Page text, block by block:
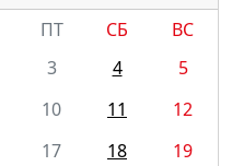
ПТ СБ
ВС
3 4
5
10 11
12
17 18
19